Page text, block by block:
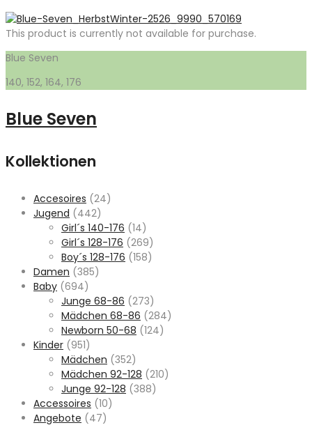
This product is currently not available for purchase.
Blue Seven
140, 152, 164, 176
Blue Seven
Kollektionen
Accesoires (24)
Jugend (442)
Girl´s 140-176 (14)
Girl´s 128-176 (269)
Boy´s 128-176 (158)
Damen (385)
Baby (694)
Junge 68-86 (273)
Mädchen 68-86 (284)
Newborn 50-68 (124)
Kinder (951)
Mädchen (352)
Mädchen 92-128 (210)
Junge 92-128 (388)
Accessoires (10)
Angebote (47)